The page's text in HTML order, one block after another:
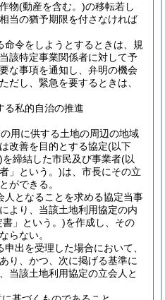
物(動産を含む。)の移転若し
当の猶予期限を付さなければ
命令をしようとするときは、規
該特定事業関係者に対して予
な事項を通知し、弁明の機会
ただし、緊急を要するときは、
る私的自治の推進
用に供する土地の周辺の地域
改善を目的とする協定(以下
を締結した市民及び事業者(以
」という。)は、市長にその立
ができる。
人となることを求める協定当事
より、当該土地利用協定の内
」という。)を作成し、その
らない。
申出を受理した場合において、
り、かつ、次に掲げる基準に
当該土地利用協定の立会人と